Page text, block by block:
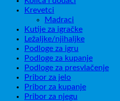
Krevetci
Madraci
Kutije za igračke
Ležaljke/njihaljke
Podloge za igru
Podloge za kupanje
Podloge za presvlačenje
Pribor za jelo
Pribor za kupanje
Pribor za njegu